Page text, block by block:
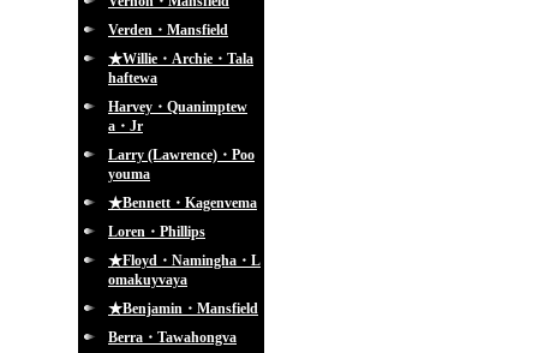
Verden・Mansfield
★Willie・Archie・Tala
haftewa
Harvey・Quanimptew
a・Jr
Larry (Lawrence)・Poo
youma
★Bennett・Kagenvema
Loren・Phillips
★Floyd・Namingha・L
omakuyvaya
★Benjamin・Mansfield
Berra・Tawahongva